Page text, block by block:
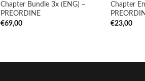
Chapter Bundle 3x (ENG) –
PREORDINE
€69,00
Chapter
€23,00